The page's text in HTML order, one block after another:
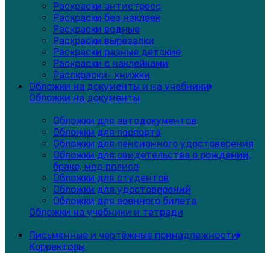
Раскраски антистресс
Раскраски без наклеек
Раскраски водные
Раскраски вырезалки
Раскраски разные детские
Раскраски с наклейками
Расскраски- книжки
Обложки на документы и на учебники
Обложки на документы
Обложки для автодокументов
Обложки для паспорта
Обложки для пенсионного удостоверения
Обложки для свидетельства о рождении,
браке, мед.полиса
Обложки для студентов
Обложки для удостоверений
Обложки для военного билета
Обложки на учебники и тетради
Письменные и чертёжные принадлежности
Корректоры